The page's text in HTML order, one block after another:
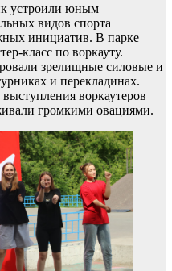
устроили юным
видов спорта
инициатив. В парке
класс по воркауту.
зрелищные силовые и
и перекладинах.
воркаутеров
громкими овациями.